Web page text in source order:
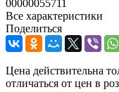
00000055711
Все характеристики
Поделиться
Цена действительна
отличаться от цен в